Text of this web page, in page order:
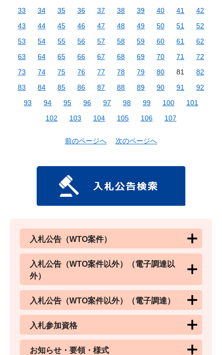
33
34 35 36 37 38 39 40 41
42
43
44 45 46 47 48 49 50 51
52
53
54 55 56 57 58 59 60 61
62
63
64 65 66 67 68 69 70 71
72
73
74 75 76 77 78 79 80 81
82
83
84 85 86 87 88 89 90 91
92
93
94 95 96 97 98 99 100
101
102
103 104 105 106 107
前のページへ 次のページへ
入札公告（WTO案件）
入札公告（WTO案件以外）（電子調達以
外）
入札公告（WTO案件以外）（電子調達）
入札参加資格
お知らせ・要領・様式